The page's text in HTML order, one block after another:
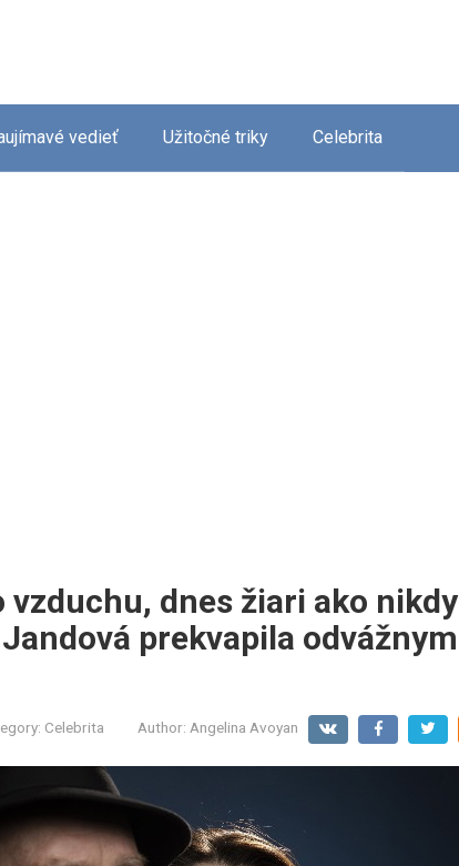
vedieť Užitočné triky Celebrita
vzduchu, dnes žiari ako nikdy
prekvapila odvážnym
Celebrita Author: Angelina Avoyan